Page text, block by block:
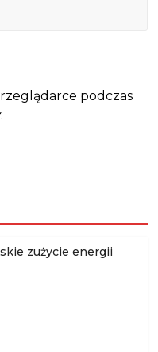
podczas
zużycie energii